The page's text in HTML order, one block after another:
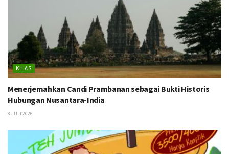
KILAS
Menerjemahkan Candi Prambanan sebagai Bukti Historis
Hubungan Nusantara-India
8 JULI 2026